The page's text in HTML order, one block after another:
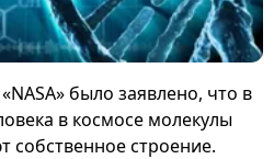
было заявлено, что в
в космосе молекулы
собственное строение.